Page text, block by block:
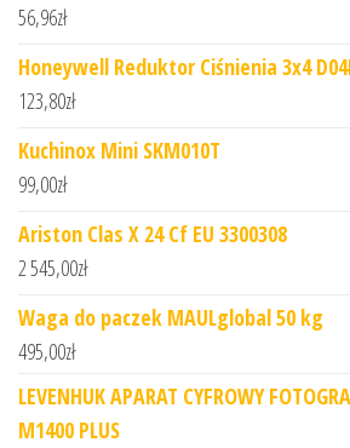
56,96zł
Honeywell Reduktor Ciśnienia 3x4
123,80zł
Kuchinox Mini SKM010T
99,00zł
Ariston Clas X 24 Cf EU 3300308
2 545,00zł
Waga do paczek MAULglobal 50 kg
495,00zł
LEVENHUK APARAT CYFROWY
M1400 PLUS